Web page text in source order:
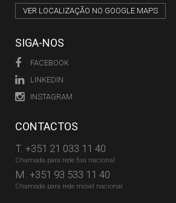
VER LOCALIZAÇÃO NO GOOGLE MAPS
SIGA-NOS
FACEBOOK
LINKEDIN
INSTAGRAM
CONTACTOS
T. +351 21 033 11 40
Chamada para rede fixa nacional
M. +351 93 533 11 40
Chamada para rede móvel nacional